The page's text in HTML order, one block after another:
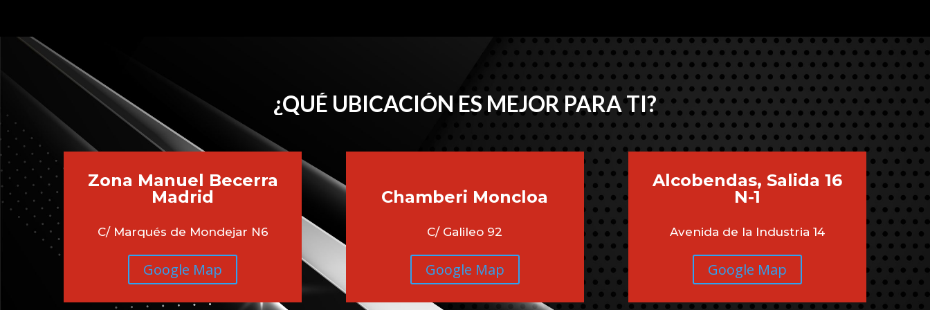
¿QUÉ UBICACIÓN ES MEJOR PARA TI?
Zona Manuel Becerra
Madrid
C/ Marqués de Mondejar N6
Google Map
Chamberi Moncloa
C/ Galileo 92
Google Map
Alcobendas, Salida 16
N-1
Avenida de la Industria 14
Google Map